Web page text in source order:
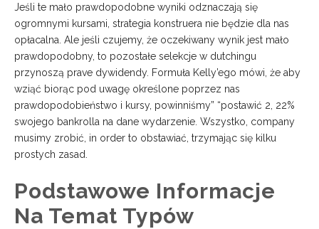
Jeśli te mało prawdopodobne wyniki odznaczają się
ogromnymi kursami, strategia konstruera nie będzie dla nas
opłacalna. Ale jeśli czujemy, że oczekiwany wynik jest mało
prawdopodobny, to pozostałe selekcje w dutchingu
przynoszą prave dywidendy. Formuła Kelly’ego mówi, że aby
wziąć biorąc pod uwagę określone poprzez nas
prawdopodobieństwo i kursy, powinniśmy” “postawić 2, 22%
swojego bankrolla na dane wydarzenie. Wszystko, company
musimy zrobić, in order to obstawiać, trzymając się kilku
prostych zasad.
Podstawowe Informacje
Na Temat Typów